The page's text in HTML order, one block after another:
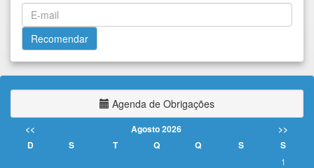
Agenda de Obrigações
<< Agosto 2026
>>
D
S T Q Q S S
1